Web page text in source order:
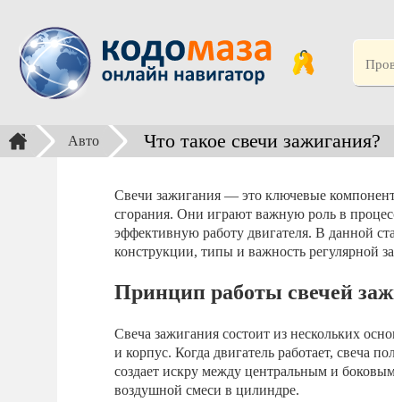
Авто Что такое свечи зажигания?
Свечи зажигания — это ключевые
сгорания. Они играют важную роль в
эффективную работу двигателя. В данной
конструкции, типы и важность регулярной
Принцип работы свечей
Свеча зажигания состоит из нескольких
и корпус. Когда двигатель работает, свеча
создает искру между центральным и
воздушной смеси в цилиндре.